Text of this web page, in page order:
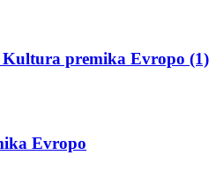
premika Evropo (1)
Evropo